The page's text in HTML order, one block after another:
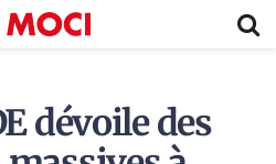
dévoile des